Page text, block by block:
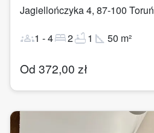
Jagiellończyka 4, 87-100 Toruń
groups1 -4bed2bathtub1 square_foot 50 m²
Od 372,00 zł